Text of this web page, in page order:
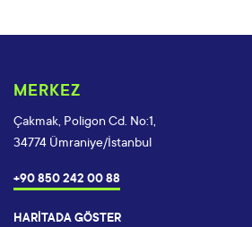
MERKEZ
Çakmak, Poligon Cd. No:1,
34774 Ümraniye/İstanbul
+90 850 242 00 88
HARİTADA GÖSTER